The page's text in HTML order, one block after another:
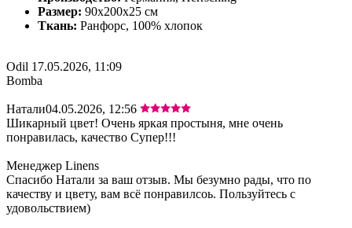
Размер: 90x200x25 cм
Ткань: Ранфорс, 100% хлопок
Odil 17.05.2026, 11:09
Bomba
Натали04.05.2026, 12:56
Шикарный цвет! Очень яркая простыня, мне очень
понравилась, качество Супер!!!
Менеджер Linens
Спасибо Натали за ваш отзыв. Мы безумно рады, что по
качеству и цвету, вам всё понравилсоь. Пользуйтесь с
удовольствием)